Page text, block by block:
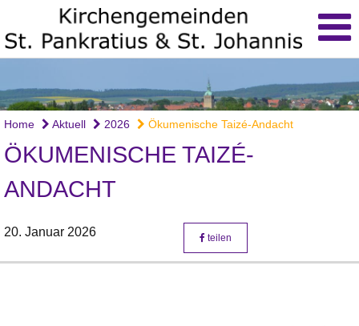
Home Aktuell 2026 Ökumenische Taizé-Andacht
ÖKUMENISCHE TAIZÉ-
ANDACHT
20. Januar 2026 teilen